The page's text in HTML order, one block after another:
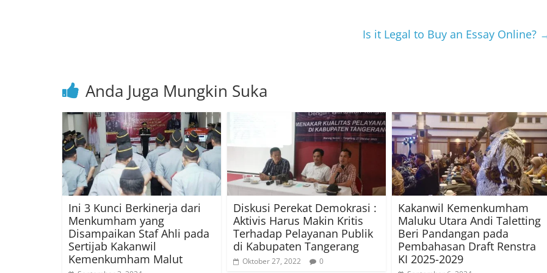
Is it Legal to Buy an Essay Online?
Anda Juga Mungkin Suka
Ini 3 Kunci Berkinerja dari
Menkumham yang
Disampaikan Staf Ahli pada
Sertijab Kakanwil
Kemenkumham Malut
Diskusi Perekat Demokrasi :
Aktivis Harus Makin Kritis
Terhadap Pelayanan Publik
di Kabupaten Tangerang
Oktober 27, 2022 0
Kakanwil Kemenkumham
Maluku Utara Andi Taletting
Beri Pandangan pada
Pembahasan Draft Renstra
KI 2025-2029